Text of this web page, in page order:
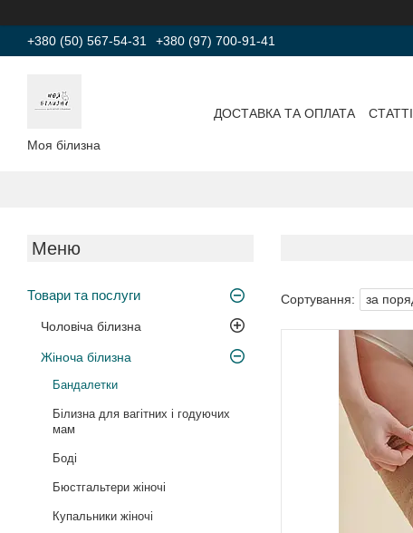
+380 (50) 567-54-31 +380 (97) 700-91-41
Моя білизна
ДОСТАВКА ТА ОПЛАТА СТАТТІ
Товари та послуги
Чоловіча білизна
Жіноча білизна
Бандалетки
Білизна для вагітних і годуючих
мам
Боді
Бюстгальтери жіночі
Купальники жіночі